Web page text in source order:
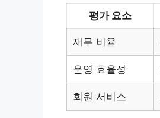
평가 요소
재무 비율
운영 효율성
회원 서비스